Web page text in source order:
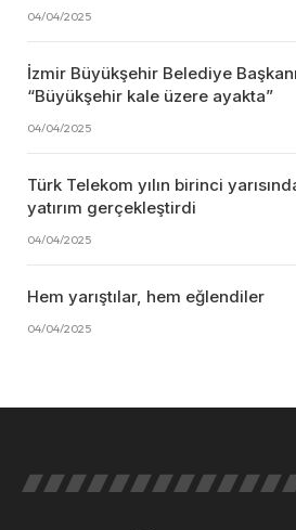
04/04/2025
İzmir Büyükşehir Belediye
“Büyükşehir kale üzere ayakta”
04/04/2025
Türk Telekom yılın birinci
yatırım gerçekleştirdi
04/04/2025
Hem yarıştılar, hem eğlendiler
04/04/2025